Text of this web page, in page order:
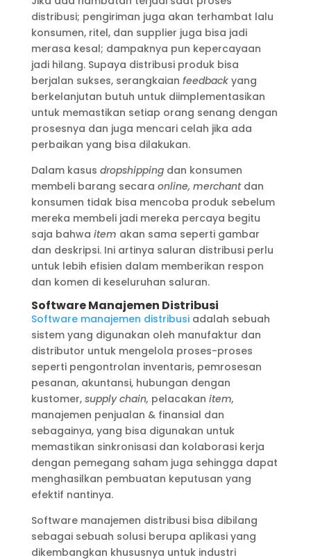
distribusi; pengiriman juga akan terhambat lalu
konsumen, ritel, dan supplier juga bisa jadi
merasa kesal; dampaknya pun kepercayaan
jadi hilang. Supaya distribusi produk bisa
berjalan sukses, serangkaian feedbackyang
berkelanjutan butuh untuk diimplementasikan
untuk memastikan setiap orang senang dengan
prosesnya dan juga mencari celah jika ada
perbaikan yang bisa dilakukan.
Dalam kasus dropshippingdan konsumen
membeli barang secara online, merchantdan
konsumen tidak bisa mencoba produk sebelum
mereka membeli jadi mereka percaya begitu
saja bahwa item akan sama seperti gambar
dan deskripsi. Ini artinya saluran distribusi perlu
untuk lebih efisien dalam memberikan respon
dan komen di keseluruhan saluran.
Software Manajemen Distribusi
Software manajemen distribusiadalah sebuah
sistem yang digunakan oleh manufaktur dan
distributor untuk mengelola proses-proses
seperti pengontrolan inventaris, pemrosesan
pesanan, akuntansi, hubungan dengan
kustomer, supply chain, pelacakan item,
manajemen penjualan & finansial dan
sebagainya, yang bisa digunakan untuk
memastikan sinkronisasi dan kolaborasi kerja
dengan pemegang saham juga sehingga dapat
menghasilkan pembuatan keputusan yang
efektif nantinya.
Software manajemen distribusi bisa dibilang
sebagai sebuah solusi berupa aplikasi yang
dikembangkan khususnya untuk industri